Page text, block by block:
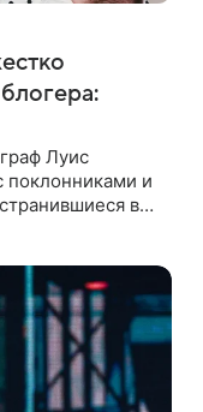
Луис
поклонниками и
в